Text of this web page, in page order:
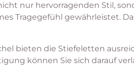
nur hervorragenden Stil,
Tragegefühl gewährleistet.
bieten die Stiefeletten
können Sie sich darauf